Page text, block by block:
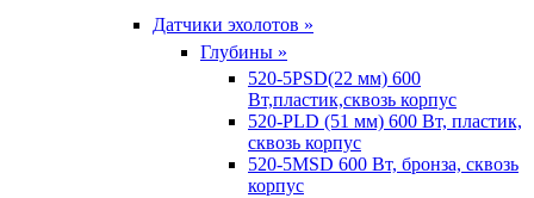
Датчики эхолотов »
Глубины »
520-5PSD(22 мм) 600
Вт,пластик,сквозь корпус
520-PLD (51 мм) 600 Вт, пластик,
сквозь корпус
520-5MSD 600 Вт, бронза, сквозь
корпус